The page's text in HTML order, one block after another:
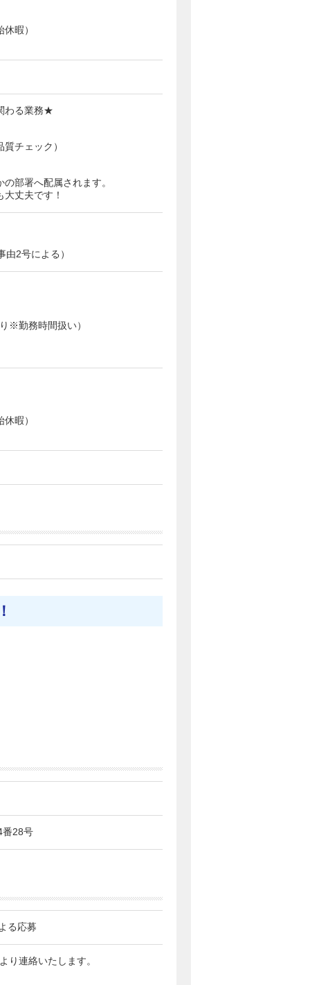
暇）
わる業務★
チェック）
部署へ配属されます。
丈夫です！
2号による）
※勤務時間扱い）
暇）
番28号
る応募
り連絡いたします。